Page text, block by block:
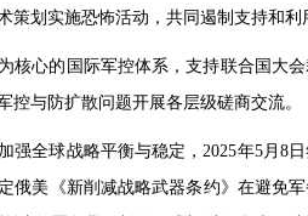
策划实施恐怖活动，共同遏制支持和
核心的国际军控体系，支持联合国大
控与防扩散问题开展各层级磋商交流。
强全球战略平衡与稳定，2025年5月8
俄美《新削减战略武器条约》在避免